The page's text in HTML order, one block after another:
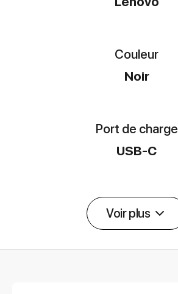
Couleur
Noir
Port de charge
USB-C
Voir plus